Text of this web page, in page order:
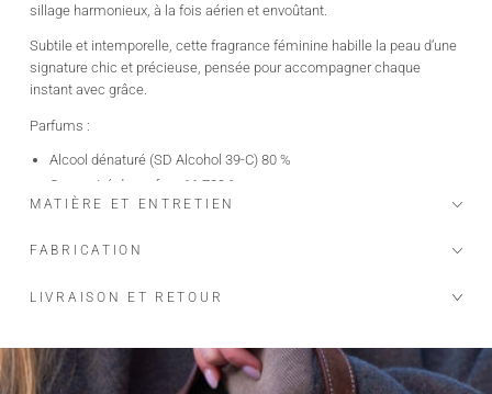
sillage harmonieux, à la fois aérien et envoûtant.
Subtile et intemporelle, cette fragrance féminine habille la peau d’une
signature chic et précieuse, pensée pour accompagner chaque
instant avec grâce.
Parfums :
Alcool dénaturé (SD Alcohol 39-C) 80 %
Concentré de parfum 11,739 %
Eau 7 %
Origine : France
MATIÈRE ET ENTRETIEN
FABRICATION
LIVRAISON ET RETOUR